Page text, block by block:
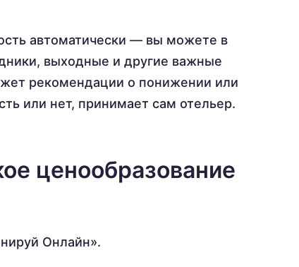
автоматически — вы можете в
выходные и другие важные
рекомендации о понижении или
или нет, принимает сам отельер.
ценообразование
Онлайн».